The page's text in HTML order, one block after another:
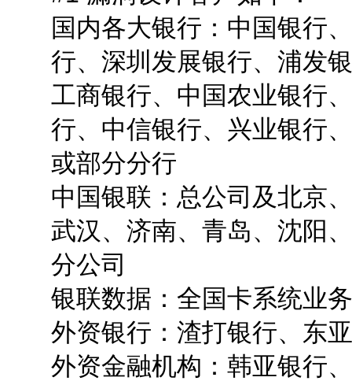
国内各大银行：中国银行
行、深圳发展银行、浦发
工商银行、中国农业银行
行、中信银行、兴业银行
或部分分行
中国银联：总公司及北京
武汉、济南、青岛、沈阳
分公司
银联数据：全国卡系统业
外资银行：渣打银行、东
外资金融机构：韩亚银行